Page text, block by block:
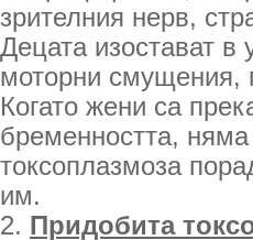
зрителния нерв,
Децата изостават в
моторни смущения,
Когато жени са
бременността,
токсоплазмоза
им.
2. Придобита